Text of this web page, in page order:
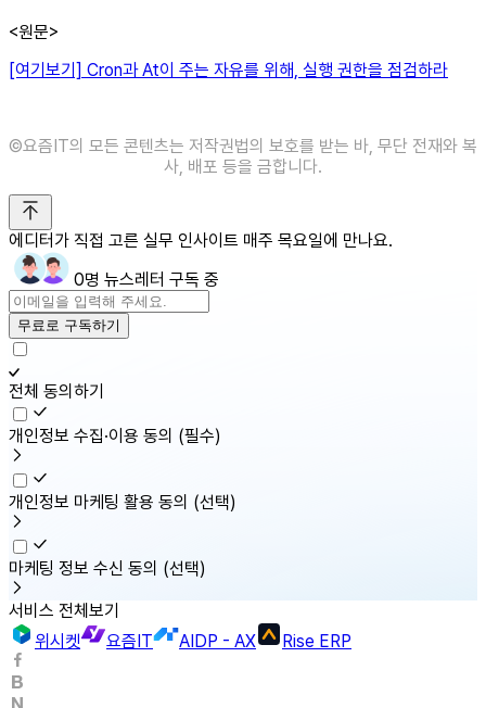
<원문>
[여기보기] Cron과 At이 주는 자유를 위해, 실행 권한을 점검하라
©️요즘IT의 모든 콘텐츠는 저작권법의 보호를 받는 바, 무단 전재와 복
사, 배포 등을 금합니다.
에디터가 직접 고른 실무 인사이트 매주 목요일에 만나요.
0명 뉴스레터 구독 중
무료로 구독하기
전체 동의하기
개인정보 수집·이용 동의 (필수)
개인정보 마케팅 활용 동의 (선택)
마케팅 정보 수신 동의 (선택)
서비스 전체보기
위시켓
요즘IT AIDP - AX Rise ERP